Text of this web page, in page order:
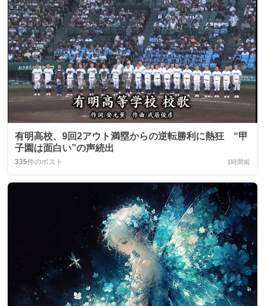
有明高校、9回2アウト満塁からの逆転勝利に熱狂 “甲
子園は面白い”の声続出
335件のポスト 1時間前